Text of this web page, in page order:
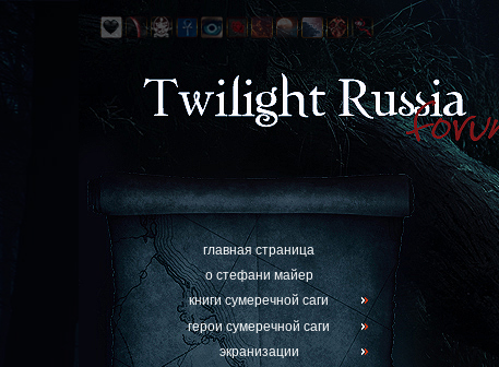
главная страница
о стефани майер
книги сумеречной саги
герои сумеречной саги
экранизации